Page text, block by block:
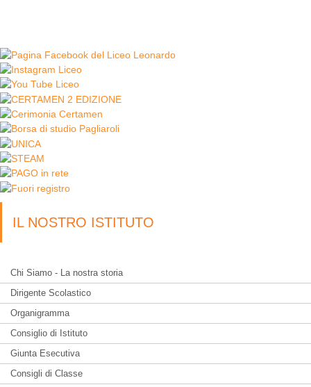
IL NOSTRO ISTITUTO
Chi Siamo - La nostra storia
Dirigente Scolastico
Organigramma
Consiglio di Istituto
Giunta Esecutiva
Consigli di Classe